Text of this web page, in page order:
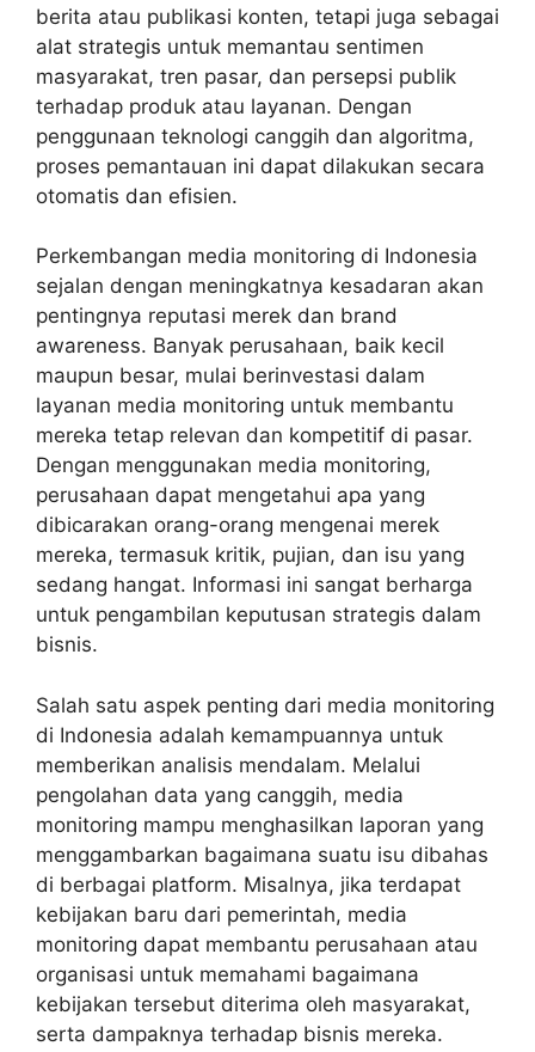
berita atau publikasi konten, tetapi juga sebagai
alat strategis untuk memantau sentimen
masyarakat, tren pasar, dan persepsi publik
terhadap produk atau layanan. Dengan
penggunaan teknologi canggih dan algoritma,
proses pemantauan ini dapat dilakukan secara
otomatis dan efisien.
Perkembangan media monitoring di Indonesia
sejalan dengan meningkatnya kesadaran akan
pentingnya reputasi merek dan brand
awareness. Banyak perusahaan, baik kecil
maupun besar, mulai berinvestasi dalam
layanan media monitoring untuk membantu
mereka tetap relevan dan kompetitif di pasar.
Dengan menggunakan media monitoring,
perusahaan dapat mengetahui apa yang
dibicarakan orang-orang mengenai merek
mereka, termasuk kritik, pujian, dan isu yang
sedang hangat. Informasi ini sangat berharga
untuk pengambilan keputusan strategis dalam
bisnis.
Salah satu aspek penting dari media monitoring
di Indonesia adalah kemampuannya untuk
memberikan analisis mendalam. Melalui
pengolahan data yang canggih, media
monitoring mampu menghasilkan laporan yang
menggambarkan bagaimana suatu isu dibahas
di berbagai platform. Misalnya, jika terdapat
kebijakan baru dari pemerintah, media
monitoring dapat membantu perusahaan atau
organisasi untuk memahami bagaimana
kebijakan tersebut diterima oleh masyarakat,
serta dampaknya terhadap bisnis mereka.